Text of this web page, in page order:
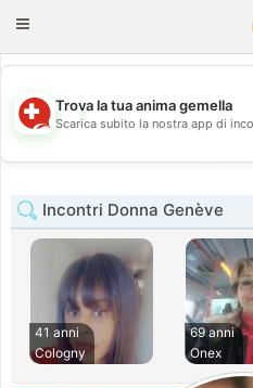
Toggle
💖
💕
Trova la tua anima gemella
Scarica subito la nostra app di
Incontri Donna Genève
41 anni
Cologny
69 anni
Onex